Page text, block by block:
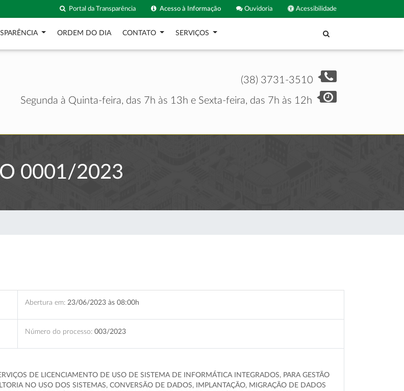
Acessibilidade
Ouvidoria
Acesso à Informação
Portal da Transparência
ORDEM DO DIA CONTATO SERVIÇOS
(38) 3731-3510
Segunda à Quinta-feira, das 7h às 13h e Sexta-feira, das 7h às 12h
0001/2023
Abertura em: 23/06/2023 às 08:00h
Número do processo: 003/2023
DE LICENCIAMENTO DE USO DE SISTEMA DE INFORMÁTICA INTEGRADOS, PARA GESTÃO
NO USO DOS SISTEMAS, CONVERSÃO DE DADOS, IMPLANTAÇÃO, MIGRAÇÃO DE DADOS